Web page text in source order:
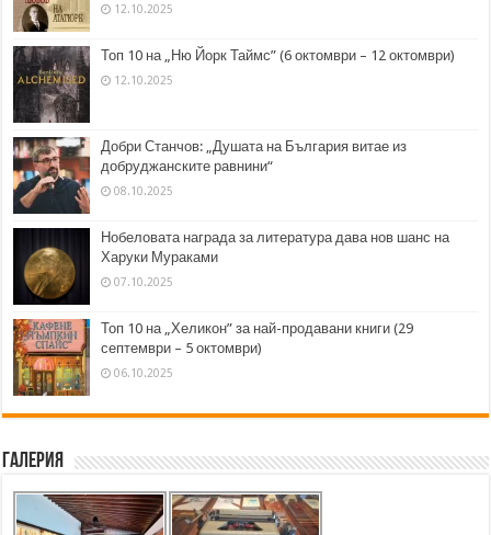
12.10.2025
Топ 10 на „Ню Йорк Таймс” (6 октомври – 12 октомври)
12.10.2025
Добри Станчов: „Душата на България витае из
добруджанските равнини“
08.10.2025
Нобеловата награда за литература дава нов шанс на
Харуки Мураками
07.10.2025
Топ 10 на „Хеликон” за най-продавани книги (29
септември – 5 октомври)
06.10.2025
Галерия